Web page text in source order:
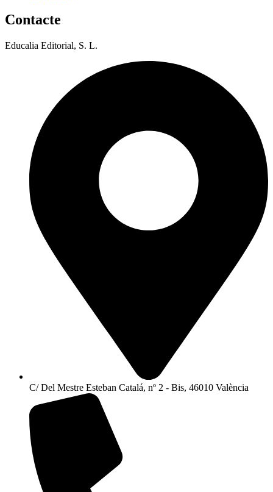
Contacte
Educalia Editorial, S. L.
C/ Del Mestre Esteban Catalá, nº 2 - Bis, 46010 València